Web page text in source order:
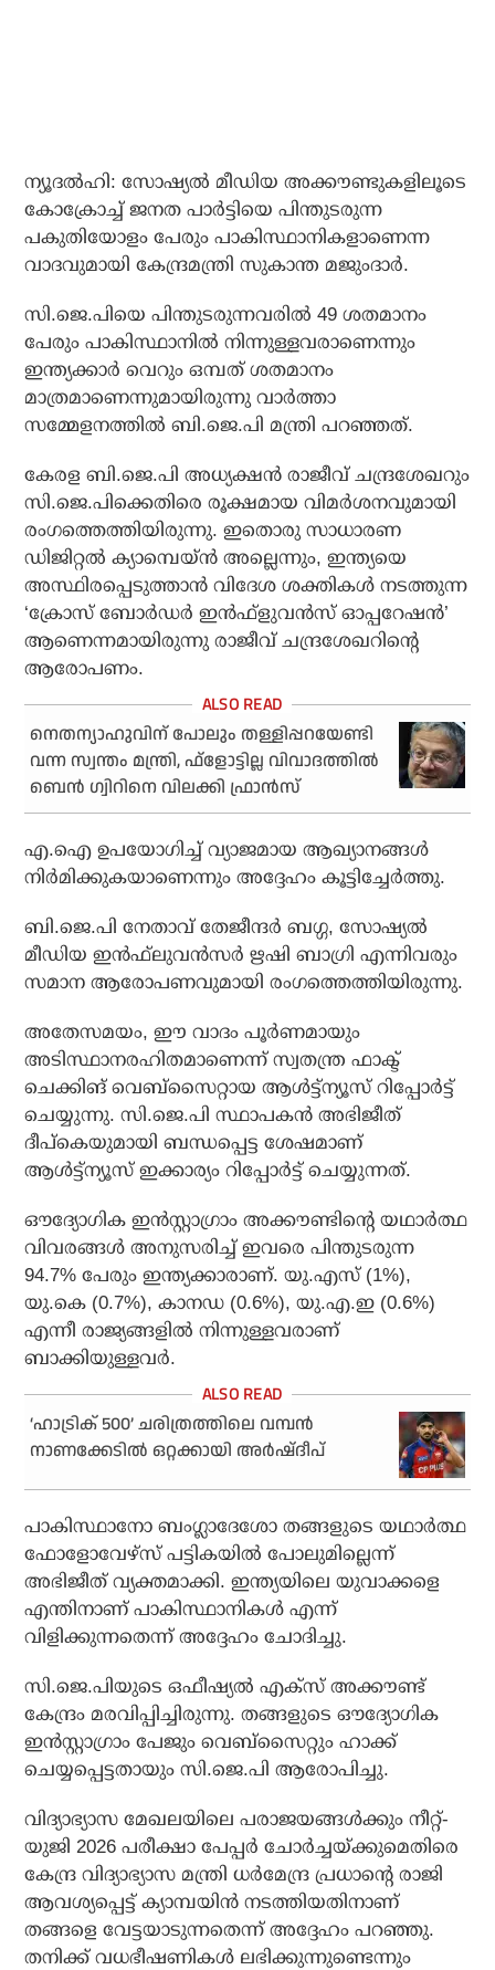
ന്യൂദല്‍ഹി: സോഷ്യല്‍ മീഡിയ അക്കൗണ്ടുകളിലൂടെ
കോക്രോച്ച് ജനത പാര്‍ട്ടിയെ പിന്തുടരുന്ന
പകുതിയോളം പേരും പാകിസ്ഥാനികളാണെന്ന
വാദവുമായി കേന്ദ്രമന്ത്രി സുകാന്ത മജുംദാര്‍.
സി.ജെ.പിയെ പിന്തുടരുന്നവരില്‍ 49 ശതമാനം
പേരും പാകിസ്ഥാനില്‍ നിന്നുള്ളവരാണെന്നും
ഇന്ത്യക്കാര്‍ വെറും ഒമ്പത് ശതമാനം
മാത്രമാണെന്നുമായിരുന്നു വാര്‍ത്താ
സമ്മേളനത്തില്‍ ബി.ജെ.പി മന്ത്രി പറഞ്ഞത്.
കേരള ബി.ജെ.പി അധ്യക്ഷന്‍ രാജീവ് ചന്ദ്രശേഖറും
സി.ജെ.പിക്കെതിരെ രൂക്ഷമായ വിമര്‍ശനവുമായി
രംഗത്തെത്തിയിരുന്നു. ഇതൊരു സാധാരണ
ഡിജിറ്റല്‍ ക്യാമ്പെയ്ന്‍ അല്ലെന്നും, ഇന്ത്യയെ
അസ്ഥിരപ്പെടുത്താന്‍ വിദേശ ശക്തികള്‍ നടത്തുന്ന
‘ക്രോസ് ബോര്‍ഡര്‍ ഇന്‍ഫ്‌ളുവന്‍സ് ഓപ്പറേഷന്‍’
ആണെന്നമായിരുന്നു രാജീവ് ചന്ദ്രശേഖറിന്റെ
ആരോപണം.
നെതന്യാഹുവിന് പോലും തള്ളിപ്പറയേണ്ടി
വന്ന സ്വന്തം മന്ത്രി, ഫ്‌ളോട്ടില്ല വിവാദത്തില്‍
ബെന്‍ ഗ്വിറിനെ വിലക്കി ഫ്രാന്‍സ്
എ.ഐ ഉപയോഗിച്ച് വ്യാജമായ ആഖ്യാനങ്ങള്‍
നിര്‍മിക്കുകയാണെന്നും അദ്ദേഹം കൂട്ടിച്ചേര്‍ത്തു.
ബി.ജെ.പി നേതാവ് തേജീന്ദര്‍ ബഗ്ഗ, സോഷ്യല്‍
മീഡിയ ഇന്‍ഫ്‌ലുവന്‍സര്‍ ഋഷി ബാഗ്രി എന്നിവരും
സമാന ആരോപണവുമായി രംഗത്തെത്തിയിരുന്നു.
അതേസമയം, ഈ വാദം പൂര്‍ണമായും
അടിസ്ഥാനരഹിതമാണെന്ന് സ്വതന്ത്ര ഫാക്ട്
ചെക്കിങ് വെബ്‌സൈറ്റായ ആള്‍ട്ട്‌ന്യൂസ് റിപ്പോര്‍ട്ട്
ചെയ്യുന്നു. സി.ജെ.പി സ്ഥാപകന്‍ അഭിജീത്
ദീപ്‌കെയുമായി ബന്ധപ്പെട്ട ശേഷമാണ്
ആള്‍ട്ട്‌ന്യൂസ് ഇക്കാര്യം റിപ്പോര്‍ട്ട് ചെയ്യുന്നത്.
ഔദ്യോഗിക ഇന്‍സ്റ്റാഗ്രാം അക്കൗണ്ടിന്റെ യഥാര്‍ത്ഥ
വിവരങ്ങള്‍ അനുസരിച്ച് ഇവരെ പിന്തുടരുന്ന
94.7% പേരും ഇന്ത്യക്കാരാണ്. യു.എസ് (1%),
യു.കെ (0.7%), കാനഡ (0.6%), യു.എ.ഇ (0.6%)
എന്നീ രാജ്യങ്ങളില്‍ നിന്നുള്ളവരാണ്
ബാക്കിയുള്ളവര്‍.
‘ഹാട്രിക് 500’ ചരിത്രത്തിലെ വമ്പന്‍
നാണക്കേടില്‍ ഒറ്റക്കായി അർഷ്ദീപ്
പാകിസ്ഥാനോ ബംഗ്ലാദേശോ തങ്ങളുടെ യഥാര്‍ത്ഥ
ഫോളോവേഴ്സ് പട്ടികയില്‍ പോലുമില്ലെന്ന്
അഭിജീത് വ്യക്തമാക്കി. ഇന്ത്യയിലെ യുവാക്കളെ
എന്തിനാണ് പാകിസ്ഥാനികള്‍ എന്ന്
വിളിക്കുന്നതെന്ന് അദ്ദേഹം ചോദിച്ചു.
സി.ജെ.പിയുടെ ഒഫീഷ്യല്‍ എക്‌സ് അക്കൗണ്ട്
കേന്ദ്രം മരവിപ്പിച്ചിരുന്നു. തങ്ങളുടെ ഔദ്യോഗിക
ഇന്‍സ്റ്റാഗ്രാം പേജും വെബ്‌സൈറ്റും ഹാക്ക്
ചെയ്യപ്പെട്ടതായും സി.ജെ.പി ആരോപിച്ചു.
വിദ്യാഭ്യാസ മേഖലയിലെ പരാജയങ്ങള്‍ക്കും നീറ്റ്-
യുജി 2026 പരീക്ഷാ പേപ്പര്‍ ചോര്‍ച്ചയ്ക്കുമെതിരെ
കേന്ദ്ര വിദ്യാഭ്യാസ മന്ത്രി ധര്‍മേന്ദ്ര പ്രധാന്റെ രാജി
ആവശ്യപ്പെട്ട് ക്യാമ്പയിന്‍ നടത്തിയതിനാണ്
തങ്ങളെ വേട്ടയാടുന്നതെന്ന് അദ്ദേഹം പറഞ്ഞു.
തനിക്ക് വധഭീഷണികള്‍ ലഭിക്കുന്നുണ്ടെന്നും